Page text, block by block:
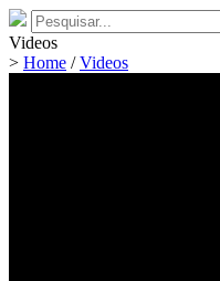
Videos
> Home /Videos